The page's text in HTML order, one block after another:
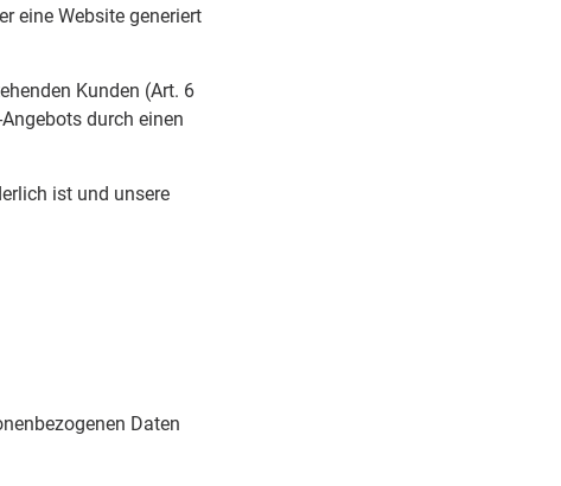
eine Website generiert
Kunden (Art. 6
durch einen
ist und unsere
Daten